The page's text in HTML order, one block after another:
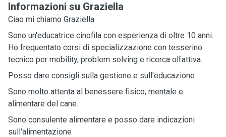
Informazioni su Graziella
Ciao mi chiamo Graziella
Sono un'educatrice cinofila con esperienza di oltre 10 anni.
Ho frequentato corsi di specializzazione con tesserino
tecnico per mobility, problem solving e ricerca olfattiva.
Posso dare consigli sulla gestione e sull'educazione
Sono molto attenta al benessere fisico, mentale e
alimentare del cane.
Sono consulente alimentare e posso dare indicazioni
sull'alimentazione